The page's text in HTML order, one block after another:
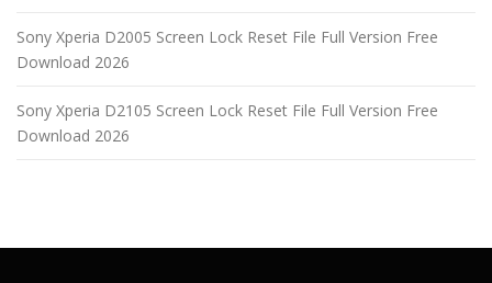
Sony Xperia D2005 Screen Lock Reset File Full Version Free
Download 2026
Sony Xperia D2105 Screen Lock Reset File Full Version Free
Download 2026